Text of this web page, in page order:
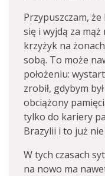
Przypuszczam,
się i wyjdą za mąż
krzyżyk na
sobą. To może
położeniu:
zrobił, gdybym
obciążony
tylko do kariery
Brazylii i to już
W tych czasach
na nowo ma